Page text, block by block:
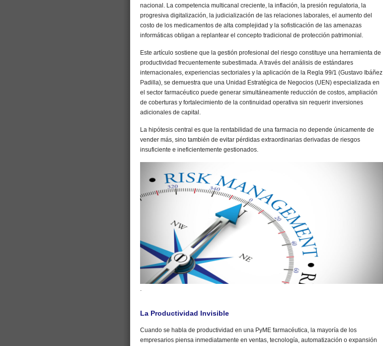
nacional. La competencia multicanal creciente, la inflación, la presión regulatoria, la
progresiva digitalización, la judicialización de las relaciones laborales, el aumento del
costo de los medicamentos de alta complejidad y la sofisticación de las amenazas
informáticas obligan a replantear el concepto tradicional de protección patrimonial.
Este artículo sostiene que la gestión profesional del riesgo constituye una herramienta de
productividad frecuentemente subestimada. A través del análisis de estándares
internacionales, experiencias sectoriales y la aplicación de la Regla 99/1 (Gustavo Ibáñez
Padilla), se demuestra que una Unidad Estratégica de Negocios (UEN) especializada en
el sector farmacéutico puede generar simultáneamente reducción de costos, ampliación
de coberturas y fortalecimiento de la continuidad operativa sin requerir inversiones
adicionales de capital.
La hipótesis central es que la rentabilidad de una farmacia no depende únicamente de
vender más, sino también de evitar pérdidas extraordinarias derivadas de riesgos
insuficiente e ineficientemente gestionados.
.
La Productividad Invisible
Cuando se habla de productividad en una PyME farmacéutica, la mayoría de los
empresarios piensa inmediatamente en ventas, tecnología, automatización o expansión